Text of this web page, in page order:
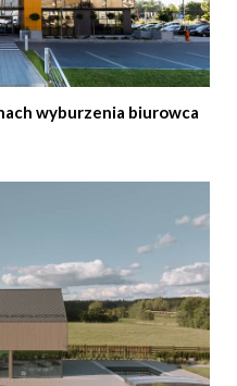
wyburzenia biurowca